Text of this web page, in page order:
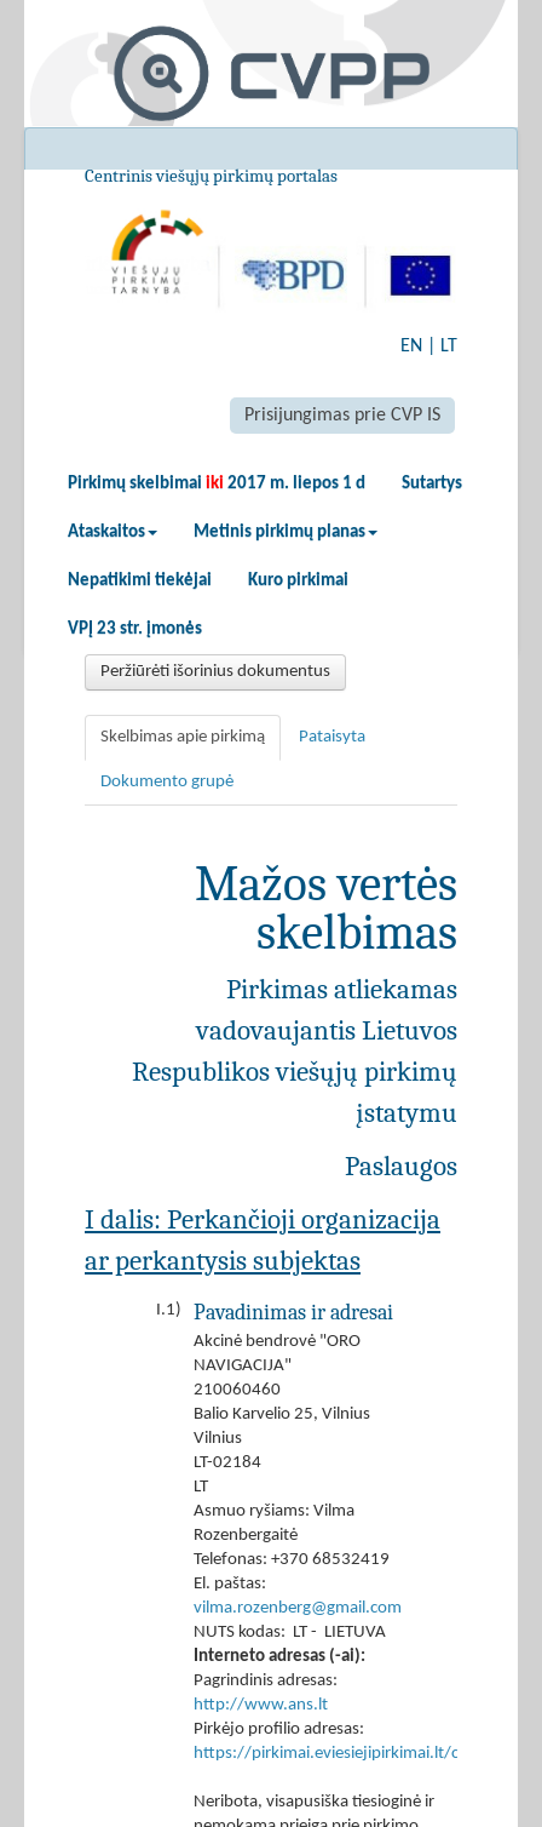
Centrinis viešųjų pirkimų portalas
EN LT
Prisijungimas prie CVP IS
Pirkimų skelbimai iki 2017 m. liepos 1 d Sutartys
Ataskaitos Metinis pirkimų planas
Nepatikimi tiekėjai Kuro pirkimai
VPĮ 23 str. įmonės
Peržiūrėti išorinius dokumentus
Skelbimas apie pirkimą Pataisyta
Dokumento grupė
Mažos vertės
skelbimas
Pirkimas atliekamas
vadovaujantis Lietuvos
Respublikos viešųjų pirkimų
įstatymu
Paslaugos
I dalis: Perkančioji organizacija
ar perkantysis subjektas
I.1) Pavadinimas ir adresai
Akcinė bendrovė "ORO
NAVIGACIJA"
210060460
Balio Karvelio 25, Vilnius
Vilnius
LT-02184
LT
Asmuo ryšiams: Vilma
Rozenbergaitė
Telefonas: +370 68532419
El. paštas:
vilma.rozenberg@gmail.com
NUTS kodas: LT - LIETUVA
Interneto adresas (-ai):
Pagrindinis adresas:
http://www.ans.lt
Pirkėjo profilio adresas:
https://pirkimai.eviesiejipirkimai.lt/ctm/
Neribota, visapusiška tiesioginė ir